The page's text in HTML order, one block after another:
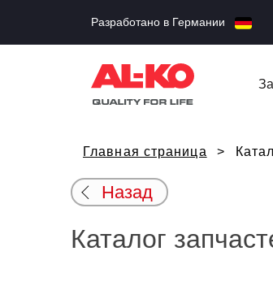
Разработано в Германии
Главная страница
Назад
Каталог